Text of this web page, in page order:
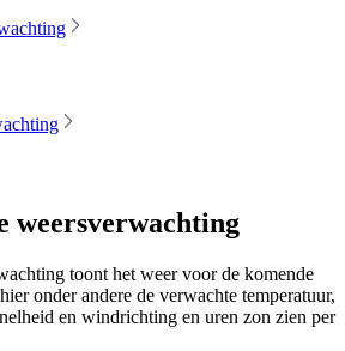
weersverwachting
toont het weer voor de komende
onder andere de verwachte temperatuur,
en windrichting en uren zon zien per